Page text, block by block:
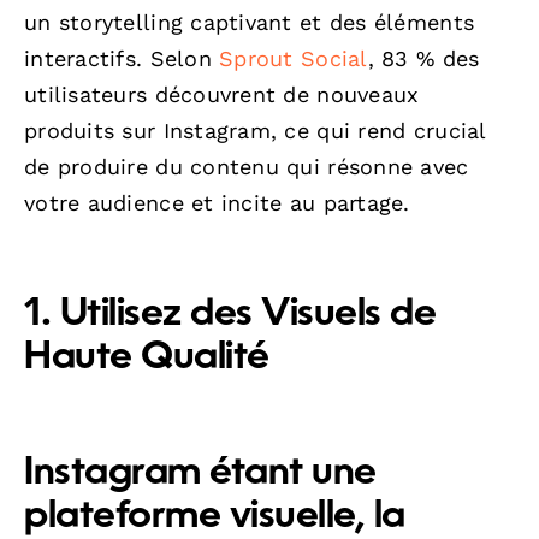
un storytelling captivant et des éléments
interactifs. Selon Sprout Social, 83 % des
utilisateurs découvrent de nouveaux
produits sur Instagram, ce qui rend crucial
de produire du contenu qui résonne avec
votre audience et incite au partage.
1. Utilisez des Visuels de
Haute Qualité
Instagram étant une
plateforme visuelle, la